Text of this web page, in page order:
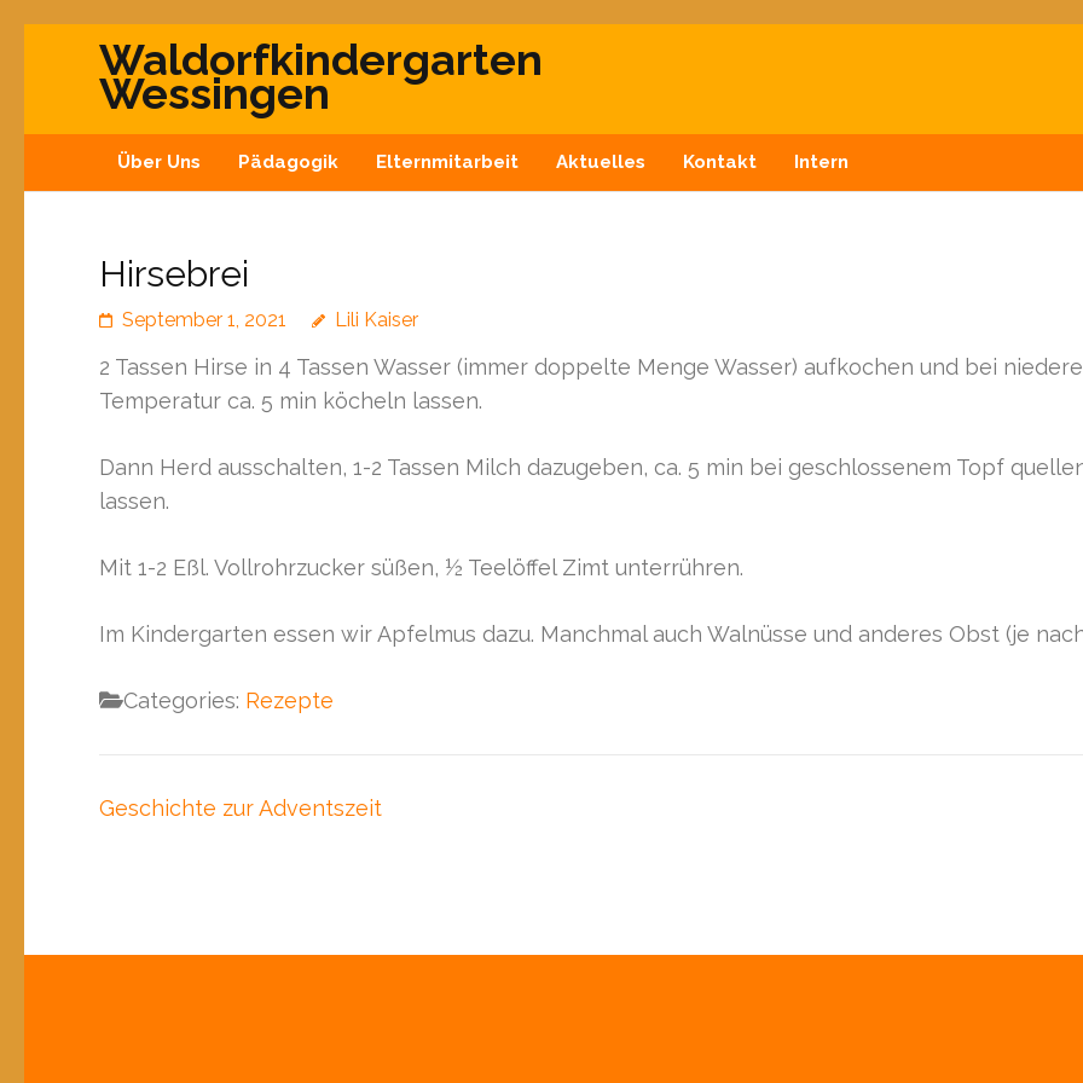
Waldorfkindergarten
Wessingen
Über Uns Pädagogik Elternmitarbeit Aktuelles Kontakt Intern
Hirsebrei
September 1, 2021 Lili Kaiser
2 Tassen Hirse in 4 Tassen Wasser (immer doppelte Menge Wasser) aufkochen und bei
Temperatur ca. 5 min köcheln lassen.
Dann Herd ausschalten, 1-2 Tassen Milch dazugeben, ca. 5 min bei geschlossenem Topf
lassen.
Mit 1-2 Eßl. Vollrohrzucker süßen, ½ Teelöffel Zimt unterrühren.
Im Kindergarten essen wir Apfelmus dazu. Manchmal auch Walnüsse und anderes Obst (je
Categories: Rezepte
Beitragsnavigation
Geschichte zur Adventszeit